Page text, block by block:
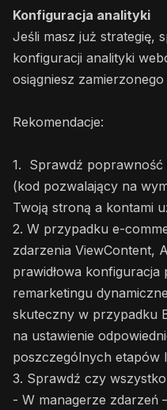
Konfiguracja analityki
Jeśli masz już strategię,
konfiguracji analityki
osiągniesz
Rekomendacje:
1. Sprawdź poprawność
(kod pozwalający na
Twoją stroną a kontami
2. W przypadku e-
zdarzenia ViewContent,
prawidłowa
remarketingu
skuteczny w przypadku
na ustawienie
poszczególnych etapów
3. Sprawdź czy wszystko
- W managerze zdarzeń